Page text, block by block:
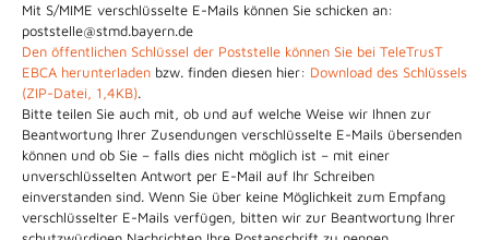
Mit S/MIME verschlüsselte E-Mails können Sie schicken an:
poststelle@stmd.bayern.de
Den öffentlichen Schlüssel der Poststelle können Sie bei TeleTrusT
EBCA herunterladen bzw. finden diesen hier: Download des Schlüssels
(ZIP-Datei, 1,4KB).
Bitte teilen Sie auch mit, ob und auf welche Weise wir Ihnen zur
Beantwortung Ihrer Zusendungen verschlüsselte E-Mails übersenden
können und ob Sie – falls dies nicht möglich ist – mit einer
unverschlüsselten Antwort per E-Mail auf Ihr Schreiben
einverstanden sind. Wenn Sie über keine Möglichkeit zum Empfang
verschlüsselter E-Mails verfügen, bitten wir zur Beantwortung Ihrer